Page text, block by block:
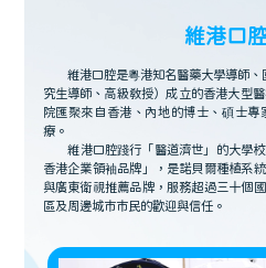
維港口
維港口腔是粵港知名醫藥大學導師
究生導師、高級教授）成立的香港大型
院匯聚來自香港、內地的博士、碩士
療。
維港口腔踐行「醫道濟世」的大學
香港企業領袖品牌」，是諾貝爾種植系
與廣東衛視推薦品牌，服務超過三十個
區及周邊城市市民的歡迎與信任。